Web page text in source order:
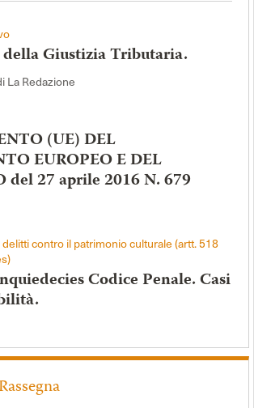
Giustizia Tributaria.
La Redazione
(UE) DEL
EUROPEO E DEL
del 27 aprile 2016 N. 679
contro il patrimonio culturale (artt. 518
Codice Penale. Casi